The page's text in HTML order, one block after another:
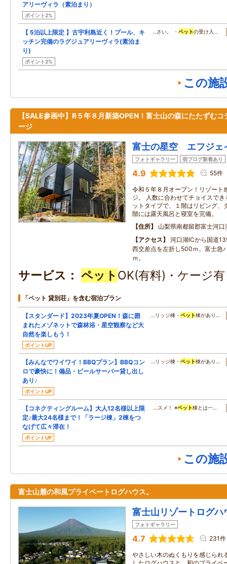
アリーヴィラ（素泊まり）
ポイント2%
【 5泊以上限定 】古宇利島近く！プール、キ
ッチン完備のラグジュアリーヴィラ(素泊ま
り)
ポイント2%
…さい。 ・ペットの受け入…
この施
【SALE参画中】R５年８月新築OPEN！富士山の森にたたずむコ
ージ
富士の星空 エフジェ
フォトギャラリー 宿ブログ新着あり
4.9 55件
令和５年８月オープン！リゾート
ジ。 人数に合わせてチョイスで
ットタイプで、１階はリビング、
階には露天風呂と寝室を完備。
住所
山梨県南都留郡富士河
アクセス
河口湖ICから国道
西交差点を左折し500ｍ。富士急
ｍ。
サービス ペット OK(有料)・ケージ
「ペット 貸別荘」を含む宿泊プラン
【スタンダード】2023年夏OPEN！森に囲
まれたメゾネットで森林浴・星空観察など大
自然を楽しもう！
ポイントUP
…リッジ棟・ ペット棟があり…
【みんなでワイワイ！BBQプラン】BBQコン
ロで豪快に！備品・ビールサーバー貸し出し
あり♪
ポイントUP
…リッジ棟・ ペット棟があり…
【コネクティングルーム】大人12名様以上限
定♪最大24名様まで！「ラージ棟」2棟をつ
なげて広々滞在！
ポイントUP
…スメ！ ※ペット棟とは一…
この施
富士山麓の和風プライベートログハウス。
富士山リゾートログ
フォトギャラリー
4.7 231件
やさしい木のぬくもりを感じられ